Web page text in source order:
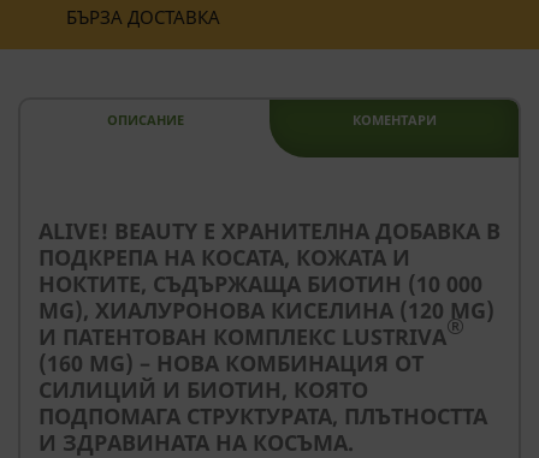
БЪРЗА ДОСТАВКА
ОПИСАНИЕ КОМЕНТАРИ
ALIVE! BEAUTY Е ХРАНИТЕЛНА ДОБАВКА В
ПОДКРЕПА НА КОСАТА, КОЖАТА И
НОКТИТЕ, СЪДЪРЖАЩА БИОТИН (10 000
ΜG), ХИАЛУРОНОВА КИСЕЛИНА (120 MG)
И ПАТЕНТОВАН КОМПЛЕКС LUSTRIVA®
(160 MG) – НОВА КОМБИНАЦИЯ ОТ
СИЛИЦИЙ И БИОТИН, КОЯТО
ПОДПОМАГА СТРУКТУРАТА, ПЛЪТНОСТТА
И ЗДРАВИНАТА НА КОСЪМА.